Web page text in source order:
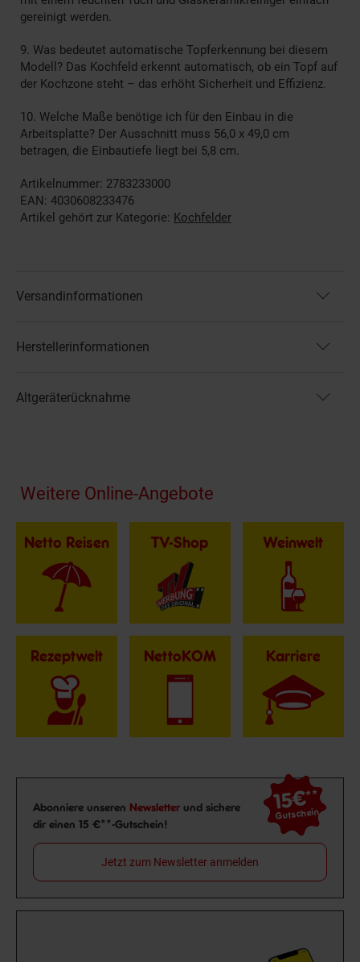
gereinigt werden.
9. Was bedeutet automatische Topferkennung bei diesem
Modell? Das Kochfeld erkennt automatisch, ob ein Topf auf
der Kochzone steht – das erhöht Sicherheit und Effizienz.
10. Welche Maße benötige ich für den Einbau in die
Arbeitsplatte? Der Ausschnitt muss 56,0 x 49,0 cm
betragen, die Einbautiefe liegt bei 5,8 cm.
Artikelnummer: 2783233000
EAN: 4030608233476
Artikel gehört zur Kategorie: Kochfelder
Versandinformationen
Herstellerinformationen
Altgeräterücknahme
Fußzeile
Weitere Online-Angebote
Netto Reisen TV-Shop Weinwelt
Rezeptwelt NettoKOM Karriere
Newsletter Anmeldung
Abonniere unseren Newsletter und sichere
dir einen 15 €**-Gutschein!
15€**
Gutschein
Jetzt zum Newsletter anmelden